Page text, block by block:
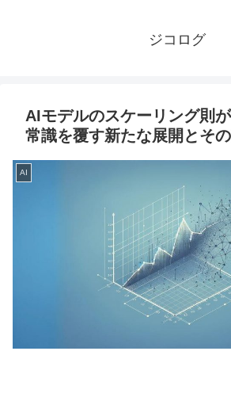
ジコログ
AIモデルのスケーリング則
常識を覆す新たな展開とそ
AI